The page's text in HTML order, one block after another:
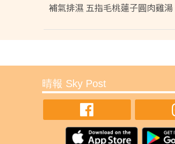
補氣排濕 五指毛桃蓮子圓肉雞湯
Chill遊英國海濱小